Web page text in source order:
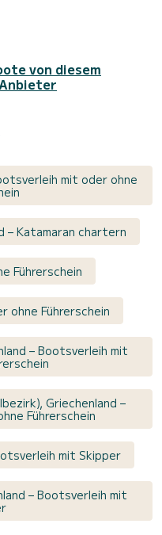
von diesem
mit oder ohne
– Katamaran chartern
Führerschein
ohne Führerschein
– Bootsverleih mit
Griechenland –
Führerschein
mit Skipper
– Bootsverleih mit